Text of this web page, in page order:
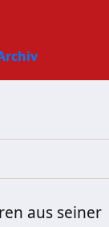
aus seiner